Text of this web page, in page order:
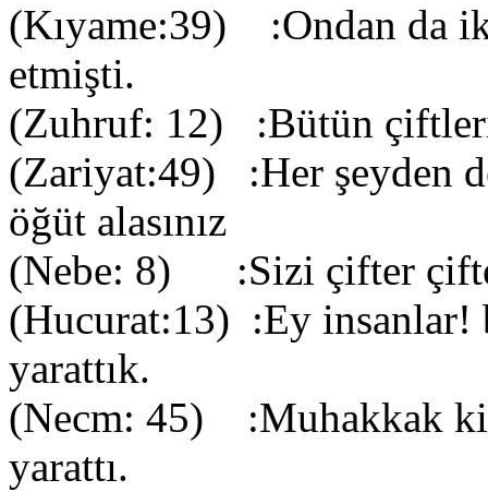
(Kıyame:39) :Ondan da
etmişti.
(Zuhruf: 12) :Bütün
(Zariyat:49) :Her şeyden
öğüt alasınız
(Nebe: 8) :Sizi
(Hucurat:13) :Ey
yarattık.
(Necm: 45) :Muhakkak
yarattı.